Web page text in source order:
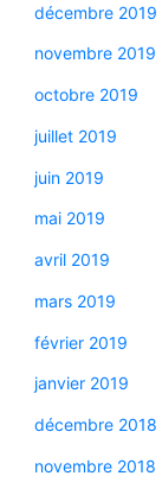
décembre 2019
novembre 2019
octobre 2019
juillet 2019
juin 2019
mai 2019
avril 2019
mars 2019
février 2019
janvier 2019
décembre 2018
novembre 2018